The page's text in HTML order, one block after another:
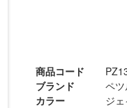
商品コード
ブランド
ペ
カラー
ジ